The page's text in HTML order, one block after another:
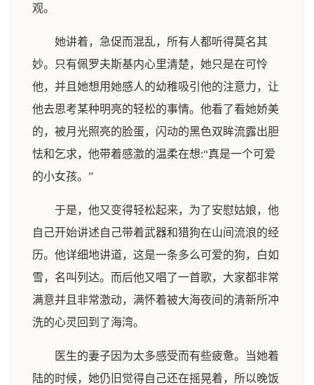
观。
她讲着，急促而混乱，所有人都听得莫名其
妙。只有佩罗夫斯基内心里清楚，她只是在可怜
他，并且她想用她感人的幼稚吸引他的注意力，让
他去思考某种明亮的轻松的事情。他看了看她娇美
的，被月光照亮的脸蛋，闪动的黑色双眸流露出胆
怯和乞求，他带着感激的温柔在想:“真是一个可爱
的小女孩。”
于是，他又变得轻松起来，为了安慰姑娘，他
自己开始讲述自己带着武器和猎狗在山间流浪的经
历。他详细地讲道，这是一条多么可爱的狗，白如
雪，名叫列达。而后他又唱了一首歌，大家都非常
满意并且非常激动，满怀着被大海夜间的清新所冲
洗的心灵回到了海湾。
医生的妻子因为太多感受而有些疲惫。当她着
陆的时候，她仍旧觉得自己还在摇晃着，所以晚饭